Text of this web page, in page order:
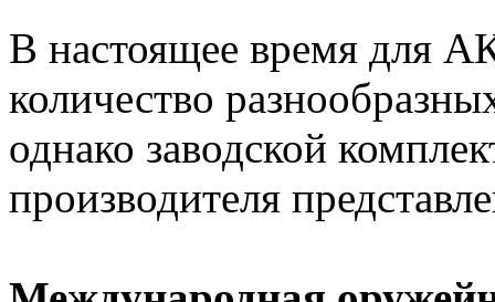
В настоящее время для
количество
однако заводской
производителя